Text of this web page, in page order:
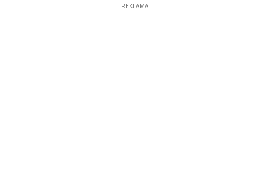
REKLAMA